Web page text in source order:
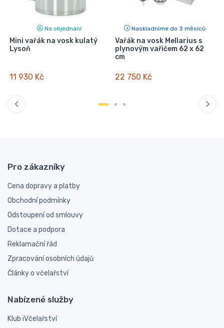
Na objednání
Mini vařák na vosk kulatý
Lysoň
11 930 Kč
Naskladníme do 3 měsíců
Vařák na vosk Mellarius s
plynovým vařičem 62 x 62
cm
22 750 Kč
Pro zákazníky
Cena dopravy a platby
Obchodní podmínky
Odstoupení od smlouvy
Dotace a podpora
Reklamační řád
Zpracování osobních údajů
Články o včelařství
Nabízené služby
Klub iVčelařství